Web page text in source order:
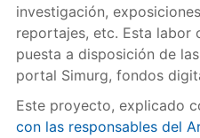
investigación,
reportajes, etc. Esta labor
puesta a disposición de
portal Simurg, fondos
Este proyecto, explicado
con las responsables del